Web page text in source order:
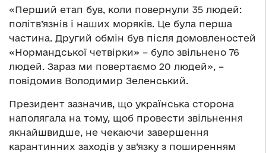
«Перший етап був, коли повернули 35 людей:
політв’язнів і наших моряків. Це була перша
частина. Другий обмін був після домовленостей
«Нормандської четвірки» – було звільнено 76
людей. Зараз ми повертаємо 20 людей», –
повідомив Володимир Зеленський.
Президент зазначив, що українська сторона
наполягала на тому, щоб провести звільнення
якнайшвидше, не чекаючи завершення
карантинних заходів у зв’язку з поширенням